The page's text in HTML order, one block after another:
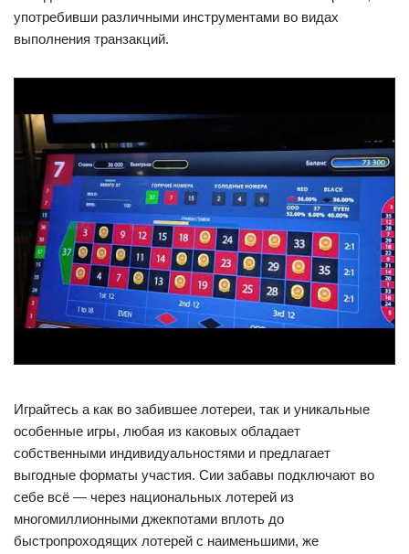
употребивши различными инструментами во видах
выполнения транзакций.
Играйтесь а как во забившее лотереи, так и уникальные
особенные игры, любая из каковых обладает
собственными индивидуальностями и предлагает
выгодные форматы участия. Сии забавы подключают во
себе всё — через национальных лотерей из
многомиллионными джекпотами вплоть до
быстропроходящих лотерей с наименьшими, же